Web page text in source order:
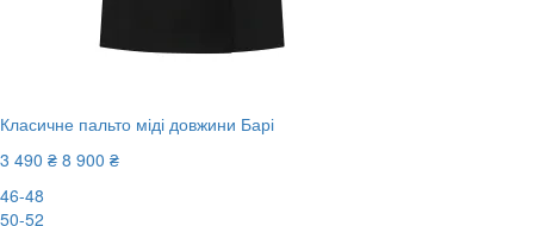
Класичне пальто міді довжини Барі
3 490 ₴ 8 900 ₴
46-48
50-52